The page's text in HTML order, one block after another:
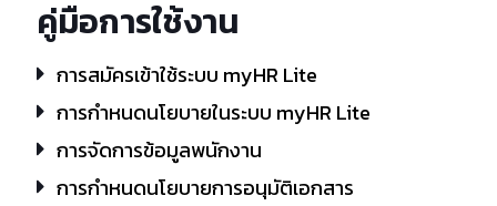
คู่มือการใช้งาน
การสมัครเข้าใช้ระบบ myHR Lite
การกำหนดนโยบายในระบบ myHR Lite
การจัดการข้อมูลพนักงาน
การกำหนดนโยบายการอนุมัติเอกสาร